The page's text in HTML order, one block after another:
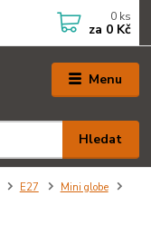
Menu
Hledat
0 ks
za 0 Kč
E27
Mini globe